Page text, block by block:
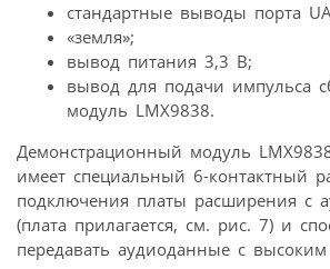
стандартные выводы порта
«земля»;
вывод питания 3,3 В;
вывод для подачи импульса
модуль LMX9838.
Демонстрационный модуль
имеет специальный 6-контактный
подключения платы расширения с
(плата прилагается, см. рис. 7) и
передавать аудиоданные с высоким